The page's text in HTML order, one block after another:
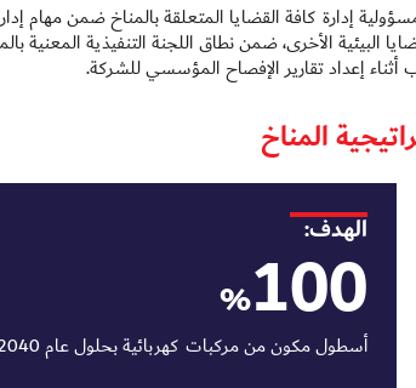
إدارة كافة القضايا المتعلقة بالمناخ ضمن مهام
البيئية الأخرى، ضمن نطاق اللجنة التنفيذية المعنية
أثناء إعداد تقارير الإفصاح المؤسسي للشركة.
المناخ
الهدف:
100
%
أسطول مكون من مركبات كهربائية بحلول عام 2040